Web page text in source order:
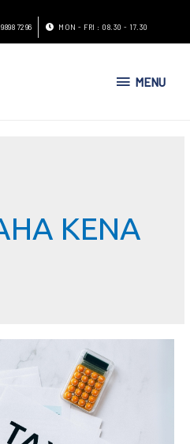
7296 MON - FRI : 08.30 - 17.30
MENU
KENA